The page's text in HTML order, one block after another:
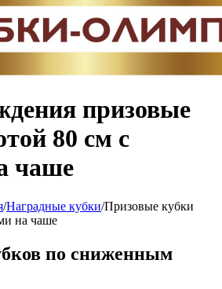
призовые
80 см с
чаше
/Наградные кубки/Призовые кубки
на чаше
по сниженным